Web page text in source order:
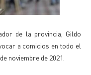
de la provincia, Gildo
a comicios en todo el
noviembre de 2021.